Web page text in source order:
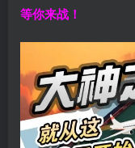
等你来战！